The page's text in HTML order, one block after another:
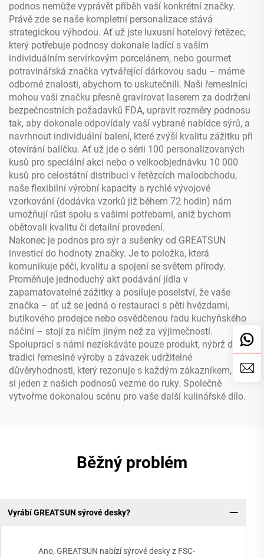
podnos nemůže vyprávět příběh vaší konkrétní značky.
Právě zde se naše kompletní personalizace stává
strategickou výhodou. Ať už jste luxusní hotelový řetězec,
který potřebuje podnosy dokonale ladící s vaším
individuálním servírkovým porcelánem, nebo gourmet
potravinářská značka vytvářející dárkovou sadu – máme
odborné znalosti, abychom to uskutečnili. Naši řemeslníci
mohou vaši značku přesně gravírovat laserem za dodržení
bezpečnostních požadavků FDA, upravit rozměry podnosu
tak, aby dokonale odpovídaly vaší vybrané nabídce sýrů, a
navrhnout individuální balení, které zvýší kvalitu zážitku při
otevírání balíčku. Ať už jde o sérii 100 personalizovaných
kusů pro speciální akci nebo o velkoobjednávku 10 000
kusů pro celostátní distribuci v řetězcích maloobchodu,
naše flexibilní výrobní kapacity a rychlé vývojové
vzorkování (dodávka vzorků již během 72 hodin) nám
umožňují růst spolu s vašimi potřebami, aniž bychom
obětovali kvalitu či detailní provedení.
Nakonec je podnos pro sýr a sušenky od GREATSUN
investicí do hodnoty značky. Je to položka, která
komunikuje péči, kvalitu a spojení se světem přírody.
Proměňuje jednoduchý akt podávání jídla v
zapamatovatelné zážitky a posiluje poselství, že vaše
značka – ať už se jedná o restauraci s pěti hvězdami,
butikového prodejce nebo osvědčenou řadu kuchyňského
náčiní – stojí za ničím jiným než za výjimečností.
Spoluprací s námi nezískáváte pouze produkt, nýbrž dědíte
tradici řemeslné výroby a závazek udržitelné
důvěryhodnosti, který rezonuje s každým zákazníkem, který
si jeden z našich podnosů vezme do ruky. Společně
vytvořme dokonalou scénu pro vaše další kulinářské dílo.
Běžný problém
Vyrábí GREATSUN sýrové desky?
Ano, GREATSUN nabízí sýrové desky z FSC-